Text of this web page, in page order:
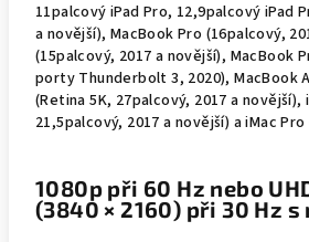
11palcový iPad Pro, 12,9palcový iPad
a novější), MacBook Pro (16palcový,
(15palcový, 2017 a novější), MacBook
porty Thunderbolt 3, 2020), MacBook
(Retina 5K, 27palcový, 2017 a novější),
21,5palcový, 2017 a novější) a iMac
1080p při 60 Hz nebo
(3840 × 2160) při 30 Hz s